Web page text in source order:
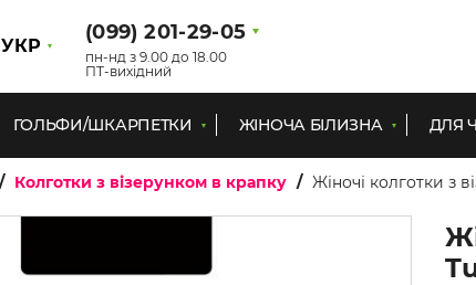
УКР
(099) 201-29-05
пн-нд з 9.00 до 18.00
ПТ-вихідний
ГОЛЬФИ/ШКАРПЕТКИ ЖІНОЧА БІЛИЗНА ДЛЯ
Колготки з візерунком в крапку Жіночі колготки з